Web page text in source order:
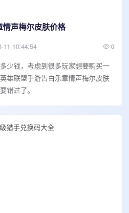
声梅尔皮肤价格
11 10:44:54 0
少钱，考虑到很多玩家想要购买一
雄联盟手游告白乐章情声梅尔皮肤
错过了。